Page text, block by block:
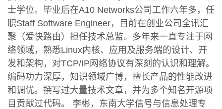
士学位。毕业后在A10 Networks公司工作六年多，任
职Staff Software Engineer，目前在创业公司全讯汇
聚（爱快路由）担任技术总监。多年来一直专注于网
络领域，熟悉Linux内核、应用及服务端的设计、开
发和架构，对TCP/IP网络协议有深刻的认识和理解。
编码功力深厚，知识领域广博，擅长产品的性能改进
和调优。撰写过大量技术文章，并为多个知名开源项
目贡献过代码。 李彬，东南大学信号与信息处理专